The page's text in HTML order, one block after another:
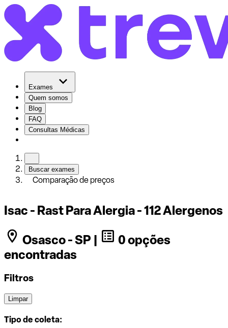
Exames
Quem somos
Blog
FAQ
Consultas Médicas
Buscar exames
Comparação de preços
Isac - Rast Para Alergia - 112 Alergenos
Osasco - SP |
0 opções
encontradas
Filtros
Limpar
Tipo de coleta: